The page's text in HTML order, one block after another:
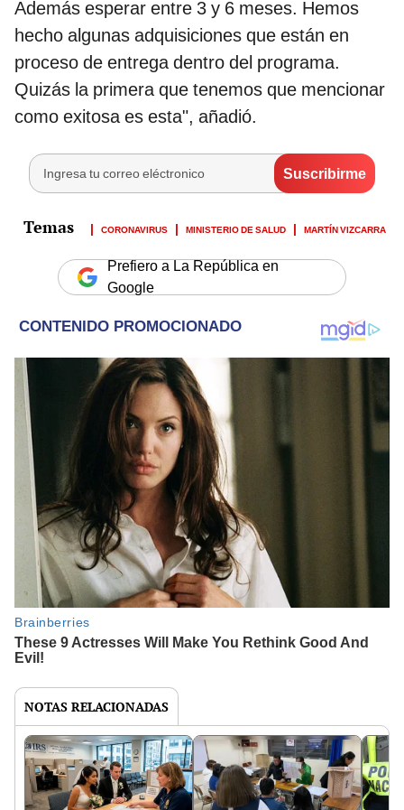
Además esperar entre 3 y 6 meses. Hemos
hecho algunas adquisiciones que están en
proceso de entrega dentro del programa.
Quizás la primera que tenemos que mencionar
como exitosa es esta", añadió.
CORONAVIRUS MINISTERIO DE SALUD MARTÍN VIZCARRA
Prefiero a La República en
Google
NOTAS RELACIONADAS